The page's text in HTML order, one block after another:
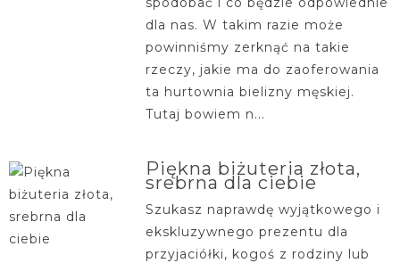
dla nas. W takim razie może
powinniśmy zerknąć na takie
rzeczy, jakie ma do zaoferowania
ta hurtownia bielizny męskiej.
Tutaj bowiem n...
Piękna biżuteria złota,
srebrna dla ciebie
Szukasz naprawdę wyjątkowego i
ekskluzywnego prezentu dla
przyjaciółki, kogoś z rodziny lub